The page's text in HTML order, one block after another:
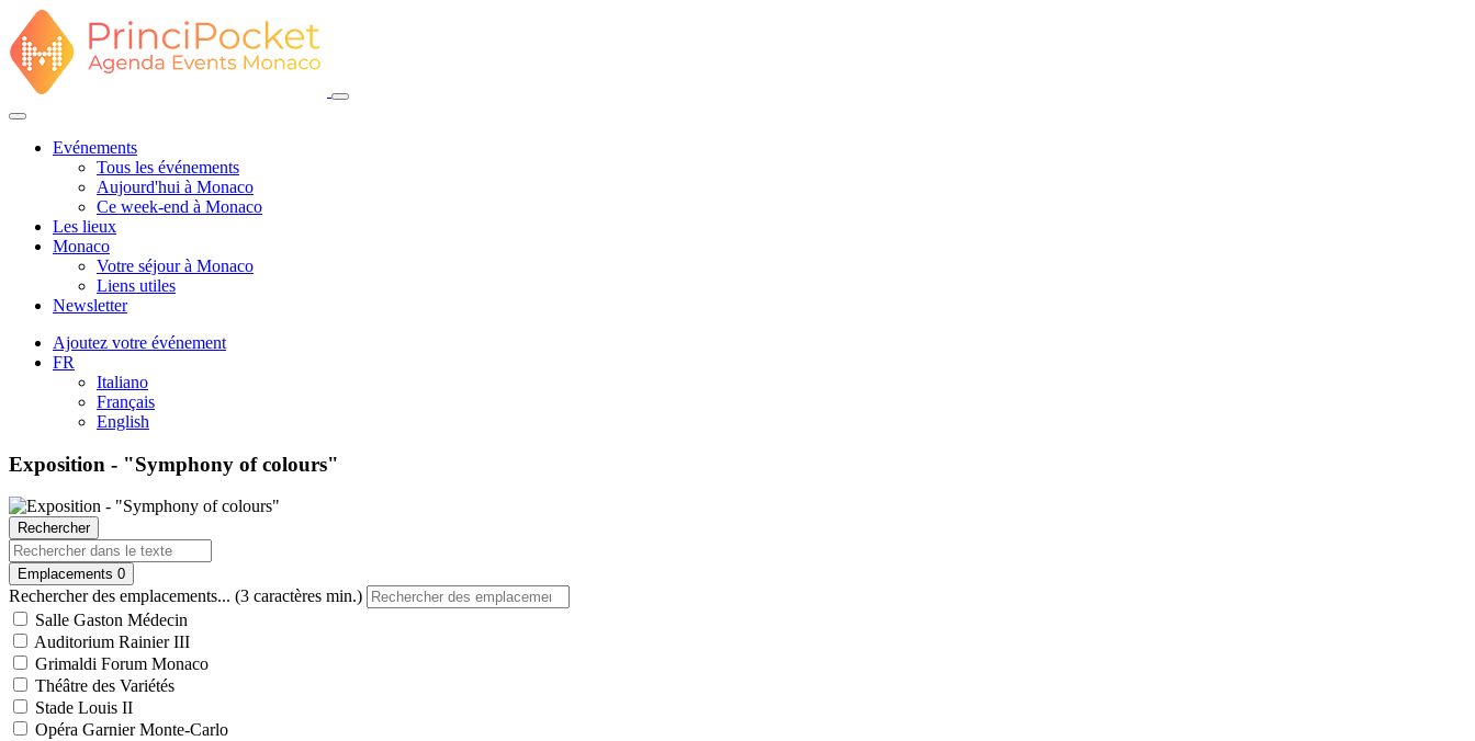
Evénements
Tous les événements
Aujourd'hui à Monaco
Ce week-end à Monaco
Les lieux
Monaco
Votre séjour à Monaco
Liens utiles
Newsletter
Ajoutez votre événement
FR
Italiano
Français
English
Exposition - "Symphony of colours"
Rechercher
Emplacements 0
Rechercher des emplacements... (3 caractères min.)
Salle Gaston Médecin
Auditorium Rainier III
Grimaldi Forum Monaco
Théâtre des Variétés
Stade Louis II
Opéra Garnier Monte-Carlo